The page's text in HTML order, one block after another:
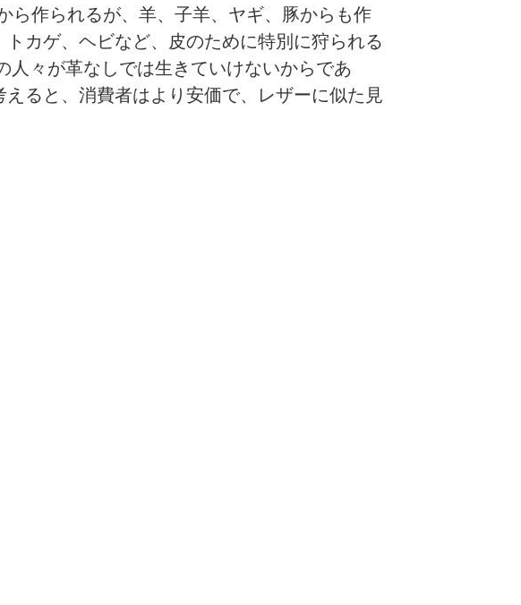
作られるが、羊、子羊、ヤギ、豚からも作
カゲ、ヘビなど、皮のために特別に狩られる
々が革なしでは生きていけないからであ
ると、消費者はより安価で、レザーに似た見